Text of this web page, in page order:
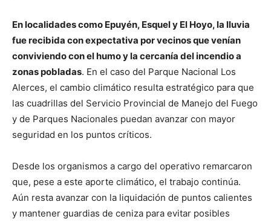
En localidades como Epuyén, Esquel y El Hoyo, la lluvia
fue recibida con expectativa por vecinos que venían
conviviendo con el humo y la cercanía del incendio a
zonas pobladas. En el caso del Parque Nacional Los
Alerces, el cambio climático resulta estratégico para que
las cuadrillas del Servicio Provincial de Manejo del Fuego
y de Parques Nacionales puedan avanzar con mayor
seguridad en los puntos críticos.
Desde los organismos a cargo del operativo remarcaron
que, pese a este aporte climático, el trabajo continúa.
Aún resta avanzar con la liquidación de puntos calientes
y mantener guardias de ceniza para evitar posibles